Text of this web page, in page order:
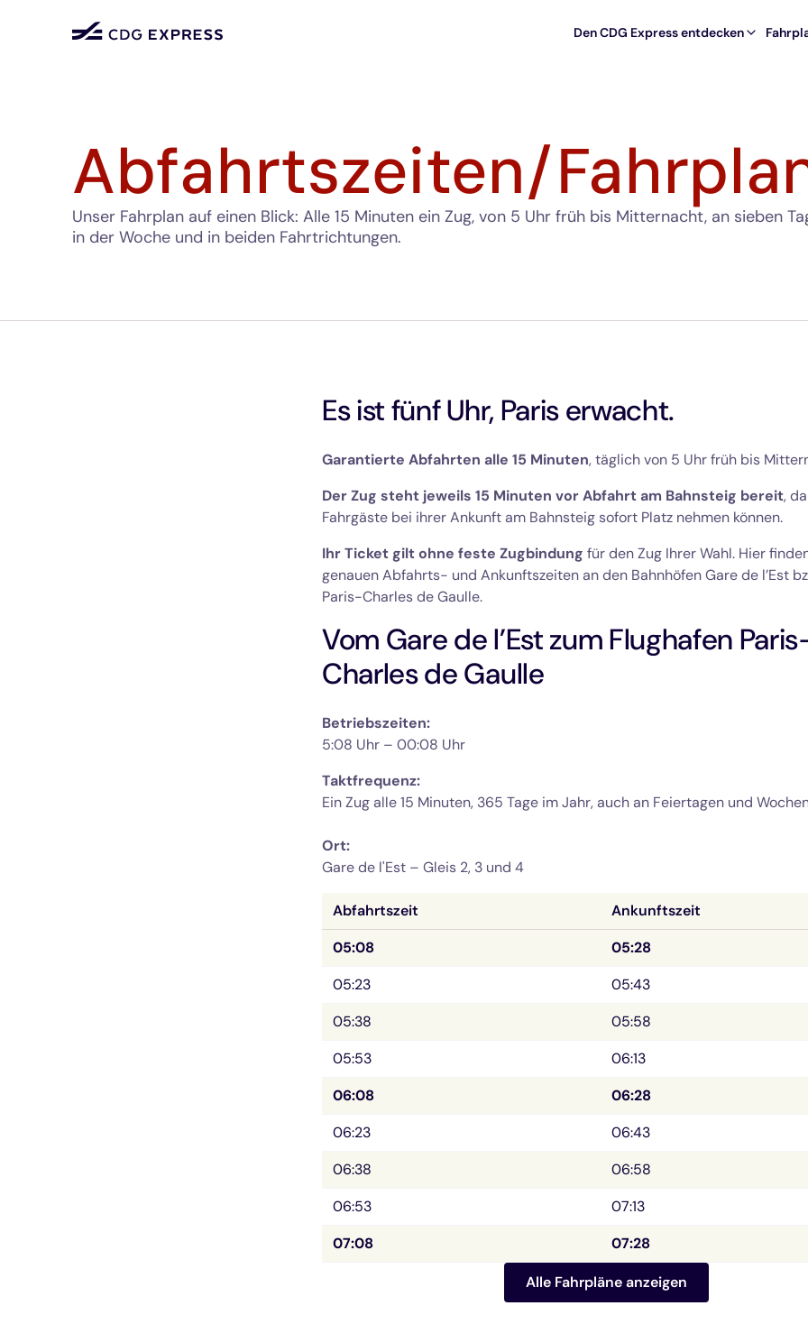
Den CDG Express entdecken
Abfahrtszeiten/
Unser Fahrplan auf einen Blick: Alle 15 Minuten ein Zug, von 5 Uhr früh bis Mitternacht, an sieben
in der Woche und in beiden Fahrtrichtungen.
Es ist fünf Uhr, Paris erwacht.
Garantierte Abfahrten alle 15 Minuten, täglich von 5 Uhr früh bis
Der Zug steht jeweils 15 Minuten vor Abfahrt am Bahnsteig bereit,
Fahrgäste bei ihrer Ankunft am Bahnsteig sofort Platz nehmen können.
Ihr Ticket gilt ohne feste Zugbindung für den Zug Ihrer Wahl. Hier
genauen Abfahrts- und Ankunftszeiten an den Bahnhöfen Gare de l’Est
Paris-Charles de Gaulle.
Vom Gare de l’Est zum Flughafen
Charles de Gaulle
Betriebszeiten:
5:08 Uhr – 00:08 Uhr
Taktfrequenz:
Ort:
Gare de l'Est – Gleis 2, 3 und 4
Abfahrtszeit
Ankunftszeit
05:08
05:28
05:23
05:43
05:38
05:58
05:53
06:13
06:08
06:28
06:23
06:43
06:38
06:58
06:53
07:13
07:08
07:28
Alle Fahrpläne anzeigen